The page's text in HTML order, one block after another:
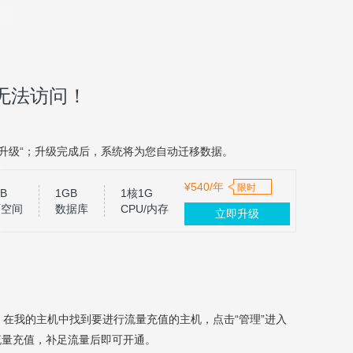
访问！
“；升级完成后，系统将为您自动迁移数据。
间
1GB
数据库
1核1G
CPU/内存
¥540/年 限时
立即升级
在我的主机中找到要进行流量充值的主机，点击“管理”进入
充值，补足流量后即可开通。